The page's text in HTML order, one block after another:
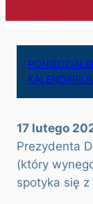
17 lutego
Prezydenta
(który
spotyka się